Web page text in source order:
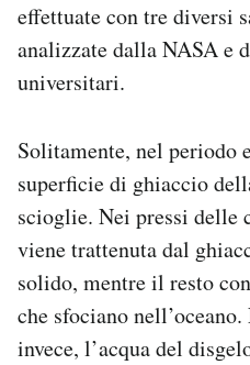
effettuate con tre diversi
analizzate dalla NASA e
universitari.
Solitamente, nel periodo
superficie di ghiaccio
scioglie. Nei pressi delle
viene trattenuta dal
solido, mentre il resto
che sfociano
invece, l’acqua del